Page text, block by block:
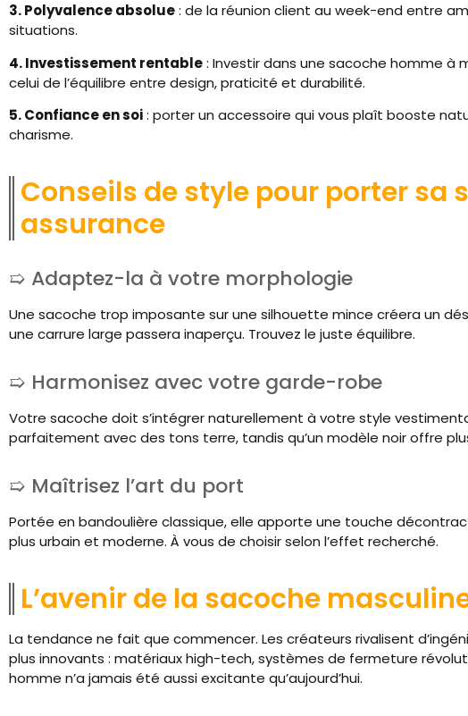
3. Polyvalence absolue: de la réunion client au week-end entre
situations.
4. Investissement rentable: Investir dans une sacoche homme à
celui de l’équilibre entre design, praticité et durabilité.
5. Confiance en soi: porter un accessoire qui vous plaît booste
charisme.
Conseils de style pour porter sa
assurance
Adaptez-la à votre morphologie
Une sacoche trop imposante sur une silhouette mince créera un
une carrure large passera inaperçu. Trouvez le juste équilibre.
Harmonisez avec votre garde-robe
Votre sacoche doit s’intégrer naturellement à votre style
parfaitement avec des tons terre, tandis qu’un modèle noir offre
Maîtrisez l’art du port
Portée en bandoulière classique, elle apporte une touche
plus urbain et moderne. À vous de choisir selon l’effet recherché.
L’avenir de la sacoche
La tendance ne fait que commencer. Les créateurs rivalisent
plus innovants : matériaux high-tech, systèmes de fermeture
homme n’a jamais été aussi excitante qu’aujourd’hui.